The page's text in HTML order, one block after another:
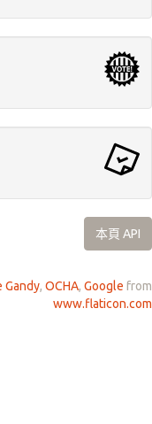
本頁 API
Gandy, OCHA, Google from
www.flaticon.com